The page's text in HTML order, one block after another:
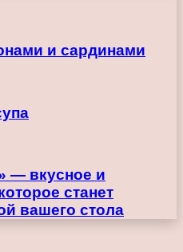
и сардинами
— вкусное и
станет
вашего стола